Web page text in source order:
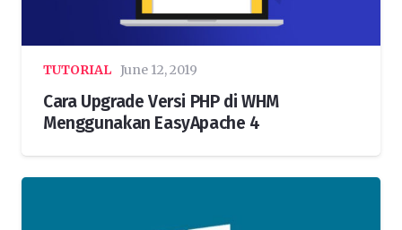
TUTORIAL June 12, 2019
Cara Upgrade Versi PHP di WHM
Menggunakan EasyApache 4